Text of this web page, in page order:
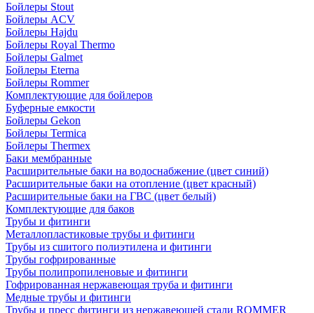
Бойлеры Stout
Бойлеры ACV
Бойлеры Hajdu
Бойлеры Royal Thermo
Бойлеры Galmet
Бойлеры Eterna
Бойлеры Rommer
Комплектующие для бойлеров
Буферные емкости
Бойлеры Gekon
Бойлеры Termica
Бойлеры Thermex
Баки мембранные
Расширительные баки на водоснабжение (цвет синий)
Расширительные баки на отопление (цвет красный)
Расширительные баки на ГВС (цвет белый)
Комплектующие для баков
Трубы и фитинги
Металлопластиковые трубы и фитинги
Трубы из сшитого полиэтилена и фитинги
Трубы гофрированные
Трубы полипропиленовые и фитинги
Гофрированная нержавеющая труба и фитинги
Медные трубы и фитинги
Трубы и пресс фитинги из нержавеющей стали ROMMER